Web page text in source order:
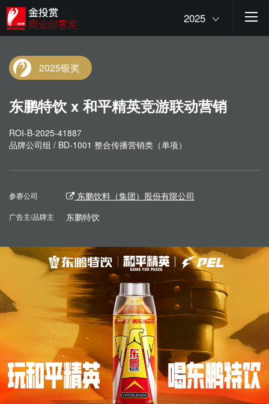
2025
2025银奖
东鹏特饮 x 和平精英竞游联动营销
ROI-B-2025-41887
品牌公司组 / BD-1001 整合传播营销类（单项）
参赛公司 东鹏饮料（集团）股份有限公司
广告主/品牌主 东鹏特饮